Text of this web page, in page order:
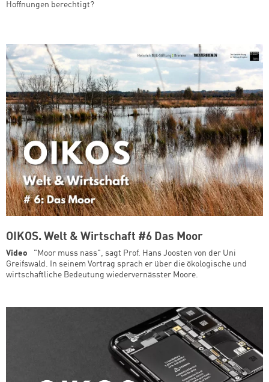
Hoffnungen berechtigt?
OIKOS. Welt & Wirtschaft #6 Das Moor
Video
"Moor muss nass", sagt Prof. Hans Joosten von der Uni
Greifswald. In seinem Vortrag sprach er über die ökologische und
wirtschaftliche Bedeutung wiedervernässter Moore.